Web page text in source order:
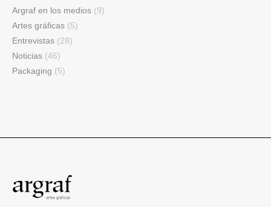
Argraf en los medios (9)
Artes gráficas (5)
Entrevistas (28)
Noticias (46)
Packaging (5)